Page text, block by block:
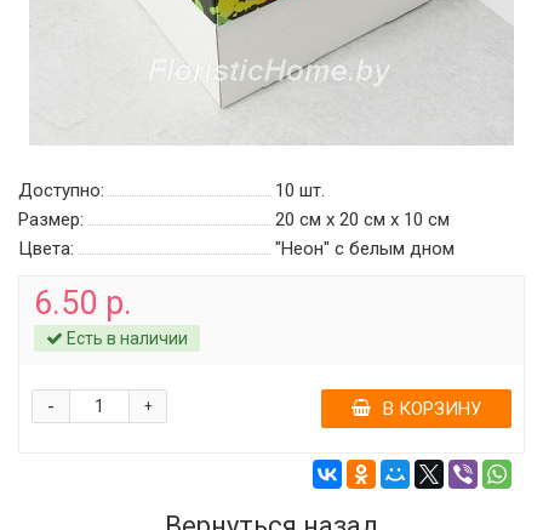
Доступно: 10 шт.
Размер:
20 см х 20 см х 10 см
Цвета:
"Неон" c белым дном
6.50 р.
Есть в наличии
+
- В КОРЗИНУ